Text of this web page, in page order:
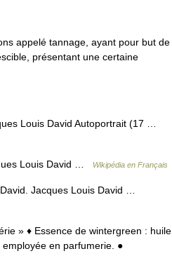
appelé tannage, ayant pour but de
présentant une certaine
Louis David Autoportrait (17 …
Louis David … Wikipédia en Français
Jacques Louis David …
» ♦ Essence de wintergreen : huile
en parfumerie. ●